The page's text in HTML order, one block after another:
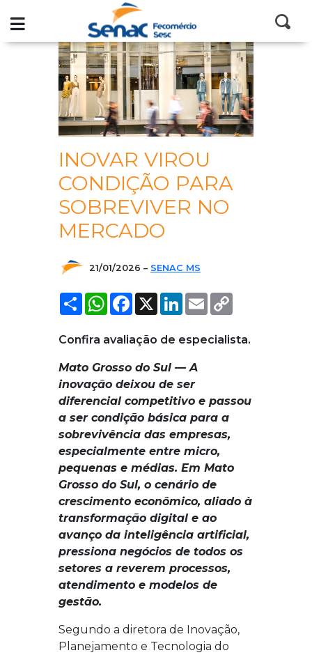
Senac Blog
INOVAR VIROU
CONDIÇÃO PARA
SOBREVIVER NO
MERCADO
21/01/2026 – SENAC MS
COMPARTILHAR
WHATSAPPFACEBOOK
X LINKEDIN
EMAIL
Confira avaliação de especialista.
Mato Grosso do Sul — A
inovação deixou de ser
diferencial competitivo e passou
a ser condição básica para a
sobrevivência das empresas,
especialmente entre micro,
pequenas e médias. Em Mato
Grosso do Sul, o cenário de
crescimento econômico, aliado à
transformação digital e ao
avanço da inteligência artificial,
pressiona negócios de todos os
setores a reverem processos,
atendimento e modelos de
gestão.
Segundo a diretora de Inovação,
Planejamento e Tecnologia do